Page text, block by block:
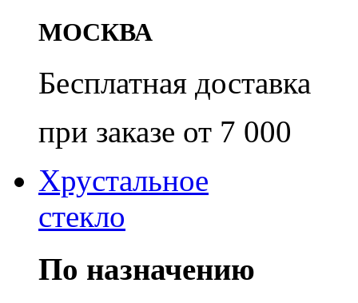
МОСКВА
Бесплатная доставка
при заказе от 7 000
Хрустальное
стекло
По назначению